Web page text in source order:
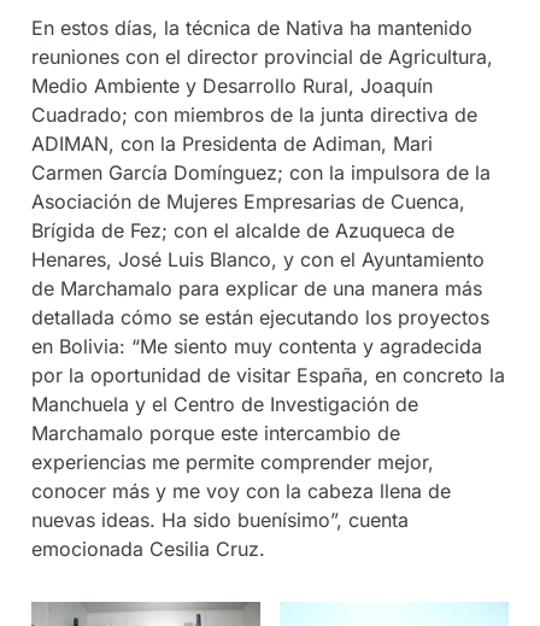
En estos días, la técnica de Nativa ha mantenido
reuniones con el director provincial de Agricultura,
Medio Ambiente y Desarrollo Rural, Joaquín
Cuadrado; con miembros de la junta directiva de
ADIMAN, con la Presidenta de Adiman, Mari
Carmen García Domínguez; con la impulsora de la
Asociación de Mujeres Empresarias de Cuenca,
Brígida de Fez; con el alcalde de Azuqueca de
Henares, José Luis Blanco, y con el Ayuntamiento
de Marchamalo para explicar de una manera más
detallada cómo se están ejecutando los proyectos
en Bolivia: “Me siento muy contenta y agradecida
por la oportunidad de visitar España, en concreto la
Manchuela y el Centro de Investigación de
Marchamalo porque este intercambio de
experiencias me permite comprender mejor,
conocer más y me voy con la cabeza llena de
nuevas ideas. Ha sido buenísimo”, cuenta
emocionada Cesilia Cruz.